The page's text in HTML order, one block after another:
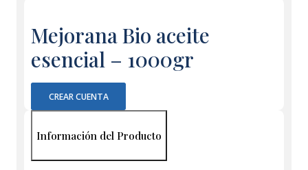
Mejorana Bio aceite
esencial – 1000gr
CREAR CUENTA
Información del Producto